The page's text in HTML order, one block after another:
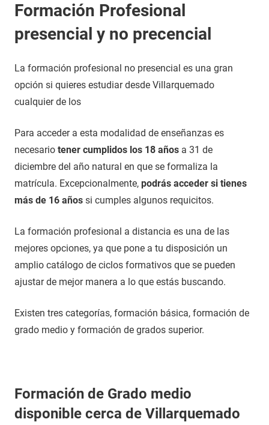
Formación Profesional
presencial y no precencial
La formación profesional no presencial es una gran
opción si quieres estudiar desde Villarquemado
cualquier de los
Para acceder a esta modalidad de enseñanzas es
necesario tener cumplidos los 18 años a 31 de
diciembre del año natural en que se formaliza la
matrícula. Excepcionalmente, podrás acceder si tienes
más de 16 años si cumples algunos requicitos.
La formación profesional a distancia es una de las
mejores opciones, ya que pone a tu disposición un
amplio catálogo de ciclos formativos que se pueden
ajustar de mejor manera a lo que estás buscando.
Existen tres categorías, formación básica, formación de
grado medio y formación de grados superior.
Formación de Grado medio
disponible cerca de Villarquemado